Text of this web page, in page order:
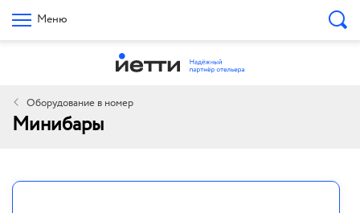
Меню
Оборудование в номер
Минибары